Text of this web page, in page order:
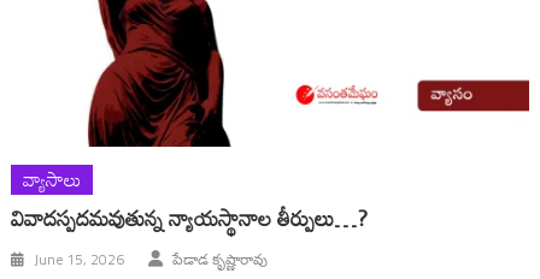
వ్యాసాలు
వివాదస్పదమవుతున్న న్యాయస్థానాల తీర్పులు…?
June 15, 2026 పేడాడ కృష్ణారావు